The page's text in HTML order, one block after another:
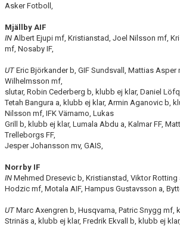
Asker Fotboll,
Mjällby AIF
IN Albert Ejupi mf, Kristianstad, Joel Nilsson mf,
mf, Nosaby IF,
UT Eric Björkander b, GIF Sundsvall, Mattias Asper
Wilhelmsson mf,
slutar, Robin Cederberg b, klubb ej klar, Daniel
Tetah Bangura a, klubb ej klar, Armin Aganovic b,
Nilsson mf, IFK Värnamo, Lukas
Grill b, klubb ej klar, Lumala Abdu a, Kalmar FF,
Trelleborgs FF,
Jesper Johansson mv, GAIS,
Norrby IF
IN Mehmed Dresevic b, Kristianstad, Viktor Rotting
Hodzic mf, Motala AIF, Hampus Gustavsson a,
UT Marc Axengren b, Husqvarna, Patric Snygg mf,
Strinäs a, klubb ej klar, Fredrik Ekvall b, klubb ej